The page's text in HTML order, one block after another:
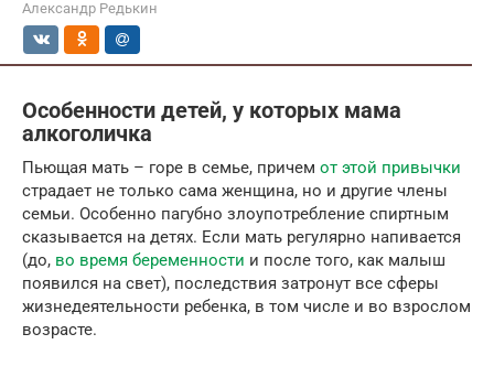
Александр Редькин
Особенности детей, у которых мама
алкоголичка
Пьющая мать – горе в семье, причем от этой привычки
страдает не только сама женщина, но и другие члены
семьи. Особенно пагубно злоупотребление спиртным
сказывается на детях. Если мать регулярно напивается
(до, во время беременности и после того, как малыш
появился на свет), последствия затронут все сферы
жизнедеятельности ребенка, в том числе и во взрослом
возрасте.